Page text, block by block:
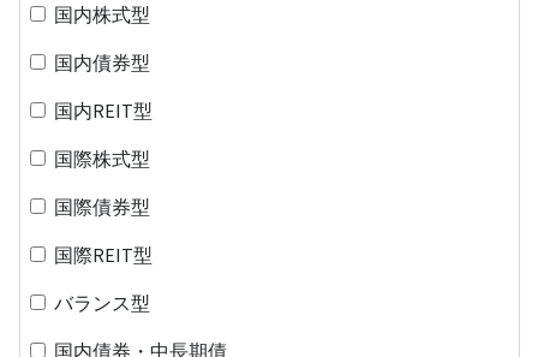
国内株式型
国内債券型
国内REIT型
国際株式型
国際債券型
国際REIT型
バランス型
国内債券・中長期債